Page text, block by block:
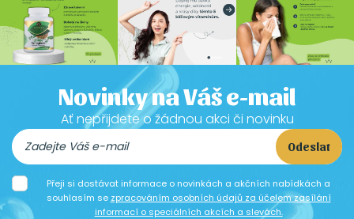
Novinky na Váš e-mail
Ať nepřijdete o žádnou akci či novinku
Odeslat
Přeji si dostávat informace o novinkách a akčních nabídkách a
souhlasím se zpracováním osobních údajů za účelem zasílání
informací o speciálních akcích a slevách.